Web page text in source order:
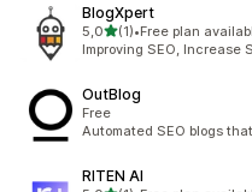
BlogXpert
5,0av 5 stjerner
(1)
Totalt 1 omtaler
•Free plan
Improving SEO, Increase
OutBlog
Free
Automated SEO blogs
RITEN AI